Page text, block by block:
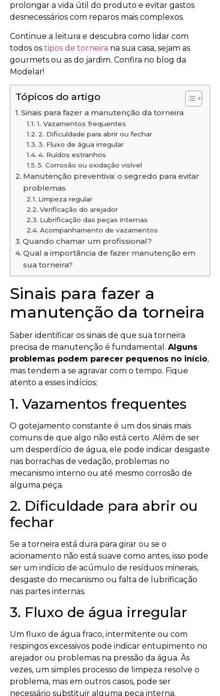
prolongar a vida útil do produto e evitar gastos
desnecessários com reparos mais complexos.
Continue a leitura e descubra como lidar com
todos os tipos de torneira na sua casa, sejam as
gourmets ou as do jardim. Confira no blog da
Modelar!
Tópicos do artigo
Sinais para fazer a manutenção da torneira
1. Vazamentos frequentes
2. Dificuldade para abrir ou fechar
3. Fluxo de água irregular
4. Ruídos estranhos
5. Corrosão ou oxidação visível
Manutenção preventiva: o segredo para evitar
problemas
Limpeza regular
Verificação do arejador
Lubrificação das peças internas
Acompanhamento de vazamentos
Quando chamar um profissional?
Qual a importância de fazer manutenção em
sua torneira?
Sinais para fazer a
manutenção da torneira
Saber identificar os sinais de que sua torneira
precisa de manutenção é fundamental. Alguns
problemas podem parecer pequenos no início,
mas tendem a se agravar com o tempo. Fique
atento a esses indícios:
1. Vazamentos frequentes
O gotejamento constante é um dos sinais mais
comuns de que algo não está certo. Além de ser
um desperdício de água, ele pode indicar desgaste
nas borrachas de vedação, problemas no
mecanismo interno ou até mesmo corrosão de
alguma peça.
2. Dificuldade para abrir ou
fechar
Se a torneira está dura para girar ou se o
acionamento não está suave como antes, isso pode
ser um indício de acúmulo de resíduos minerais,
desgaste do mecanismo ou falta de lubrificação
nas partes internas.
3. Fluxo de água irregular
Um fluxo de água fraco, intermitente ou com
respingos excessivos pode indicar entupimento no
arejador ou problemas na pressão da água. Às
vezes, um simples processo de limpeza resolve o
problema, mas em outros casos, pode ser
necessário substituir alguma peça interna.